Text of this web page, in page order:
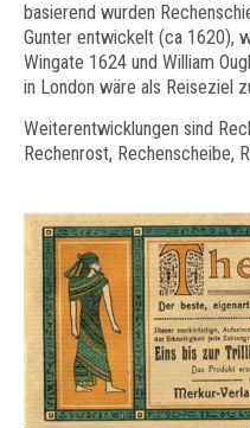
basierend wurden
Gunter entwickelt (ca 1620),
Wingate 1624 und William
in London wäre als Reiseziel
Weiterentwicklungen sind
Rechenrost, Rechenscheibe,